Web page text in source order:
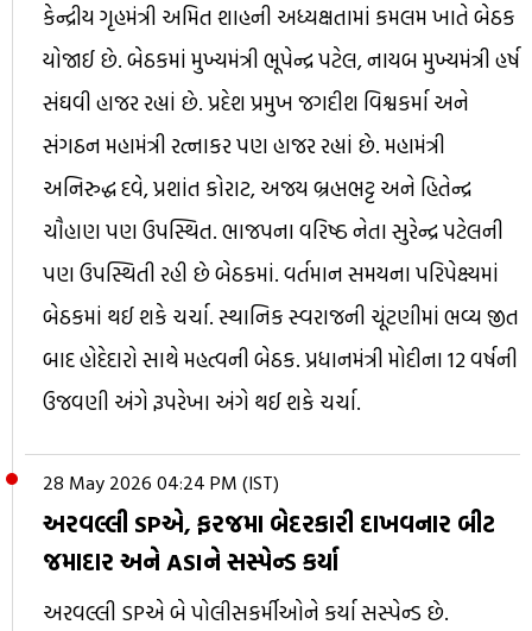
કેન્દ્રીય ગૃહમંત્રી અમિત શાહની અધ્યક્ષતામાં કમલમ ખાતે બેઠક
યોજાઈ છે. બેઠકમાં મુખ્યમંત્રી ભૂપેન્દ્ર પટેલ, નાયબ મુખ્યમંત્રી હર્ષ
સંઘવી હાજર રહ્યાં છે. પ્રદેશ પ્રમુખ જગદીશ વિશ્વકર્મા અને
સંગઠન મહામંત્રી રત્નાકર પણ હાજર રહ્યાં છે. મહામંત્રી
અનિરુદ્ધ દવે, પ્રશાંત કોરાટ, અજય બ્રહ્મભટ્ટ અને હિતેન્દ્ર
ચૌહાણ પણ ઉપસ્થિત. ભાજપના વરિષ્ઠ નેતા સુરેન્દ્ર પટેલની
પણ ઉપસ્થિતી રહી છે બેઠકમાં. વર્તમાન સમયના પરિપેક્ષ્યમાં
બેઠકમાં થઈ શકે ચર્ચા. સ્થાનિક સ્વરાજની ચૂંટણીમાં ભવ્ય જીત
બાદ હોદેદારો સાથે મહત્વની બેઠક. પ્રધાનમંત્રી મોદીના 12 વર્ષની
ઉજવણી અંગે રૂપરેખા અંગે થઈ શકે ચર્ચા.
28 May 2026 04:24 PM (IST)
અરવલ્લી SPએ, ફરજમા બેદરકારી દાખવનાર બીટ
જમાદાર અને ASIને સસ્પેન્ડ કર્યા
અરવલ્લી SPએ બે પોલીસકર્મીઓને કર્યા સસ્પેન્ડ છે.